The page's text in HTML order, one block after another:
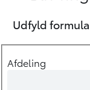
Udfyld
Afdeling